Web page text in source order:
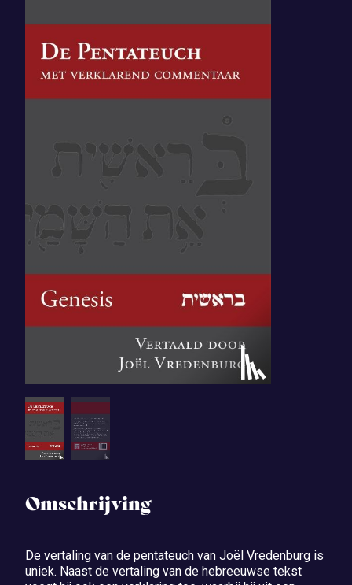
Omschrijving
De vertaling van de pentateuch van Joël Vredenburg is
uniek. Naast de vertaling van de hebreeuwse tekst